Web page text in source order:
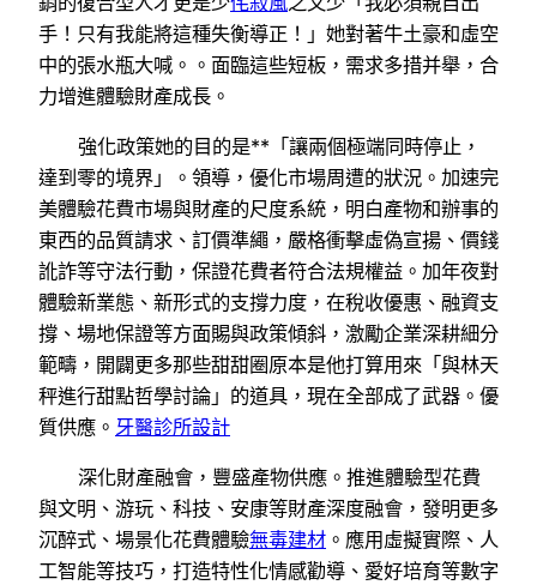
手！只有我能將這種失衡導正！」她對著牛土豪和虛空
中的張水瓶大喊。。面臨這些短板，需求多措并舉，合
力增進體驗財產成長。
強化政策她的目的是**「讓兩個極端同時停止，
達到零的境界」。領導，優化市場周遭的狀況。加速完
美體驗花費市場與財產的尺度系統，明白產物和辦事的
東西的品質請求、訂價準繩，嚴格衝擊虛偽宣揚、價錢
訛詐等守法行動，保證花費者符合法規權益。加年夜對
體驗新業態、新形式的支撐力度，在稅收優惠、融資支
撐、場地保證等方面賜與政策傾斜，激勵企業深耕細分
範疇，開闢更多那些甜甜圈原本是他打算用來「與林天
秤進行甜點哲學討論」的道具，現在全部成了武器。優
質供應。 牙醫診所設計
深化財產融會，豐盛產物供應。推進體驗型花費
與文明、游玩、科技、安康等財產深度融會，發明更多
沉醉式、場景化花費體驗無毒建材 。應用虛擬實際、人
工智能等技巧，打造特性化情感勸導、愛好培育等數字